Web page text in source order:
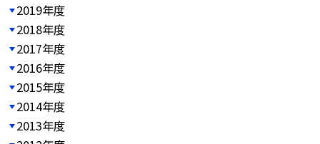
2019年度
2018年度
2017年度
2016年度
2015年度
2014年度
2013年度